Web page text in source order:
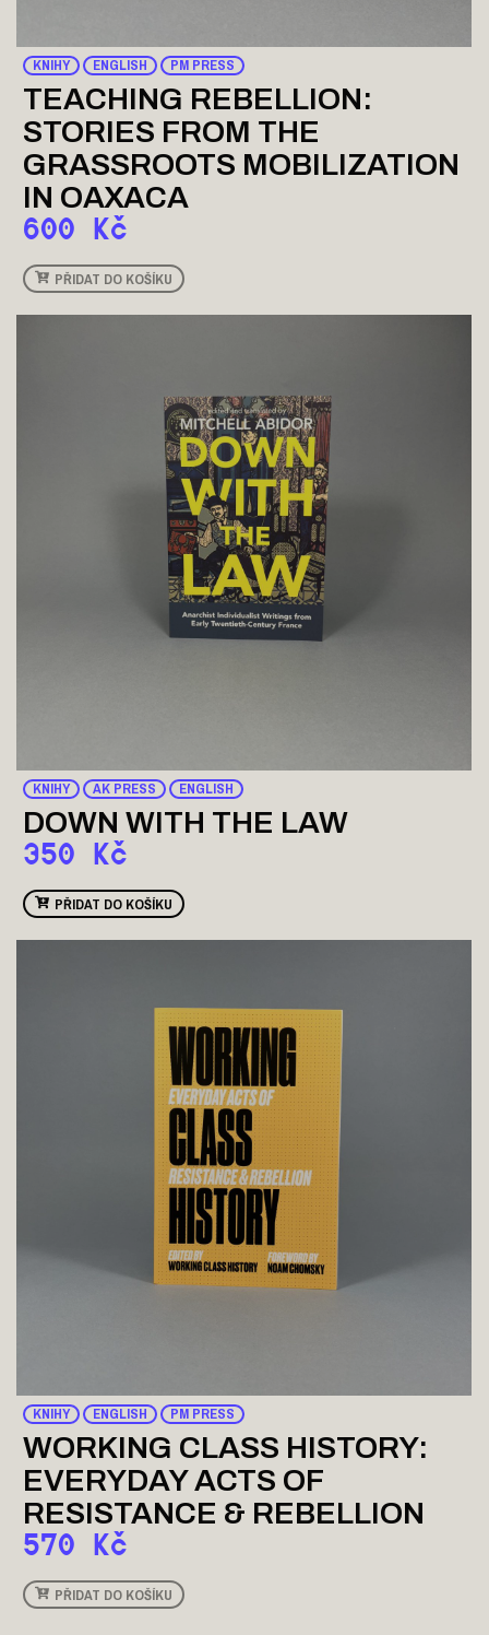
KNIHY ENGLISH PM PRESS
TEACHING REBELLION:
STORIES FROM THE
GRASSROOTS MOBILIZATION
IN OAXACA
600 Kč
PŘIDAT DO KOŠÍKU
KNIHY AK PRESS ENGLISH
DOWN WITH THE LAW
350 Kč
PŘIDAT DO KOŠÍKU
KNIHY ENGLISH PM PRESS
WORKING CLASS HISTORY:
EVERYDAY ACTS OF
RESISTANCE & REBELLION
570 Kč
PŘIDAT DO KOŠÍKU